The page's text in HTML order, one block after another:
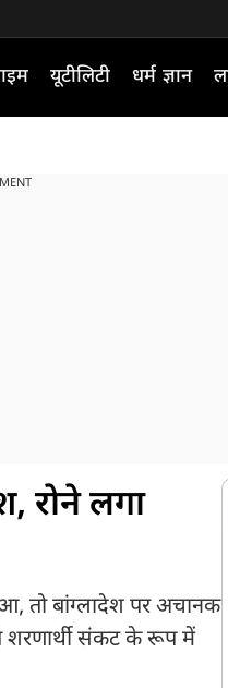
यूटीलिटी धर्म ज्ञान
रोने लगा
तो बांग्लादेश पर अचानक
शरणार्थी संकट के रूप में